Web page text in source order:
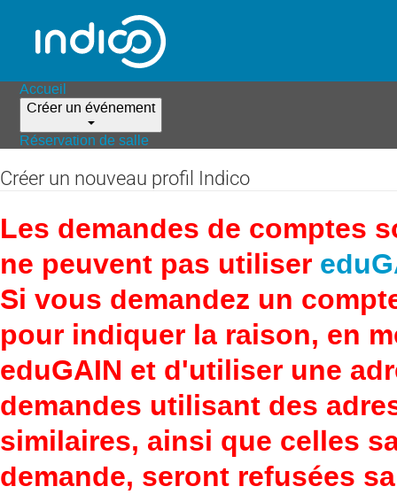
Accueil
Créer un événement
Réservation de salle
Créer un nouveau profil Indico
Les demandes de comptes
ne peuvent pas utiliser
Si vous demandez un
pour indiquer la raison, en
eduGAIN et d'utiliser une
demandes utilisant des
similaires, ainsi que celles
demande, seront refusées